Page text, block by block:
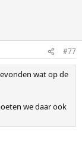
#77
wat op de
we daar ook